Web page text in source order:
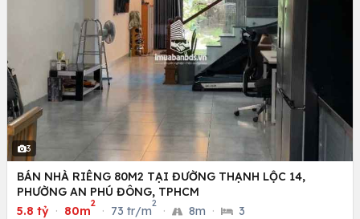
3
BÁN NHÀ RIÊNG 80M2 TẠI ĐƯỜNG THẠNH LỘC 14,
PHƯỜNG AN PHÚ ĐÔNG, TPHCM
5.8 tỷ · 80m
2
· 73 tr/m
2
· 8m · 3